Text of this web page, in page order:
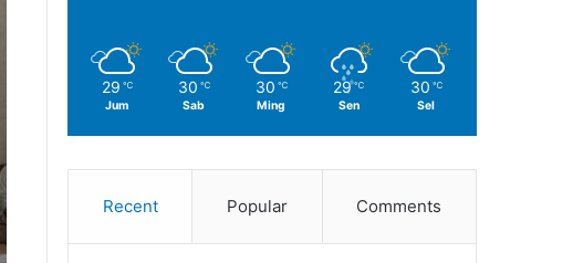
29 ℃
Jum
30 ℃
Sab
30 ℃
Ming
29 ℃
Sen
30 ℃
Sel
Recent Popular Comments